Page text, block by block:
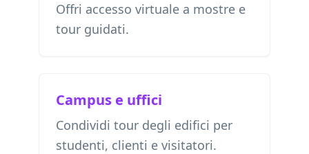
Offri accesso virtuale a mostre e
tour guidati.
Campus e uffici
Condividi tour degli edifici per
studenti, clienti e visitatori.